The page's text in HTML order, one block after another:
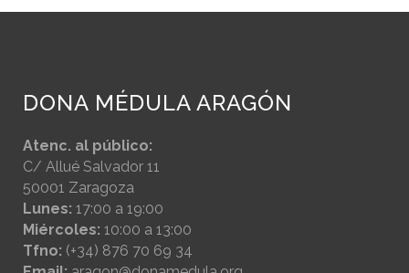
DONA MÉDULA ARAGÓN
Atenc. al público:
C/ Allué Salvador 11
50001 Zaragoza
Lunes: 17:00 a 19:00
Miércoles: 10:00 a 13:00
Tfno: (+34) 876 70 69 34